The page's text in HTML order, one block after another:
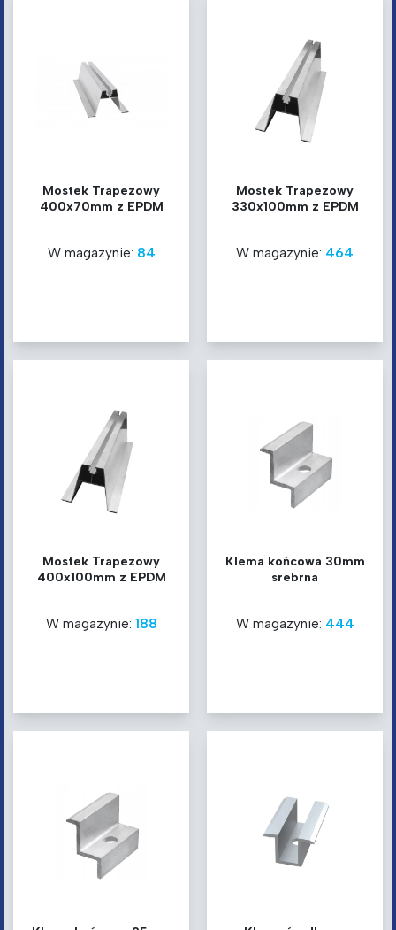
Mostek Trapezowy
400x70mm z EPDM
W magazynie: 84
Mostek Trapezowy
330x100mm z EPDM
W magazynie: 464
Mostek Trapezowy
400x100mm z EPDM
W magazynie: 188
Klema końcowa 30mm
srebrna
W magazynie: 444